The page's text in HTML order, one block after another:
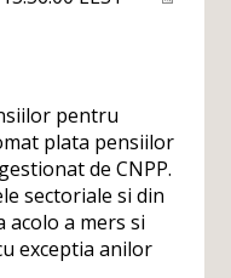
pentru
plata pensiilor
de CNPP.
sectoriale si din
a mers si
exceptia anilor